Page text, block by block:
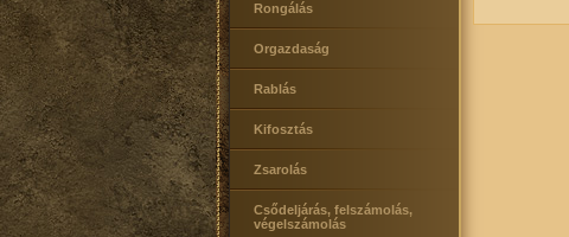
Rongálás
Orgazdaság
Rablás
Kifosztás
Zsarolás
Csődeljárás, felszámolás,
végelszámolás